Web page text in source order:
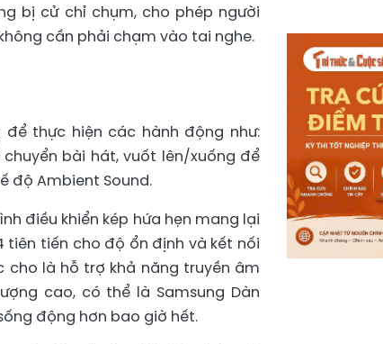
bị cử chỉ chụm, cho phép người
cần phải chạm vào tai nghe.
thực hiện các hành động như:
bài hát, vuốt lên/xuống để
độ Ambient Sound.
điều khiển kép hứa hẹn mang lại
tiến cho độ ổn định và kết nối
cho là hỗ trợ khả năng truyền âm
cao, có thể là Samsung Dàn
động hơn bao giờ hết.